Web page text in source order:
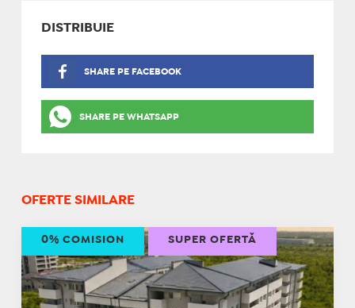
DISTRIBUIE
SHARE PE FACEBOOK
SHARE PE WHATSAPP
OFERTE SIMILARE
0% COMISION SUPER OFERTĂ